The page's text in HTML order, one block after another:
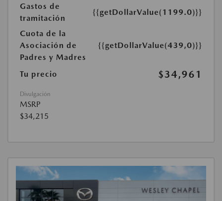
Gastos de
tramitación
{{getDollarValue(1199.0)}}
Cuota de la
Asociación de
Padres y Madres
{{getDollarValue(439,0)}}
Tu precio $34,961
Divulgación
MSRP
$34,215